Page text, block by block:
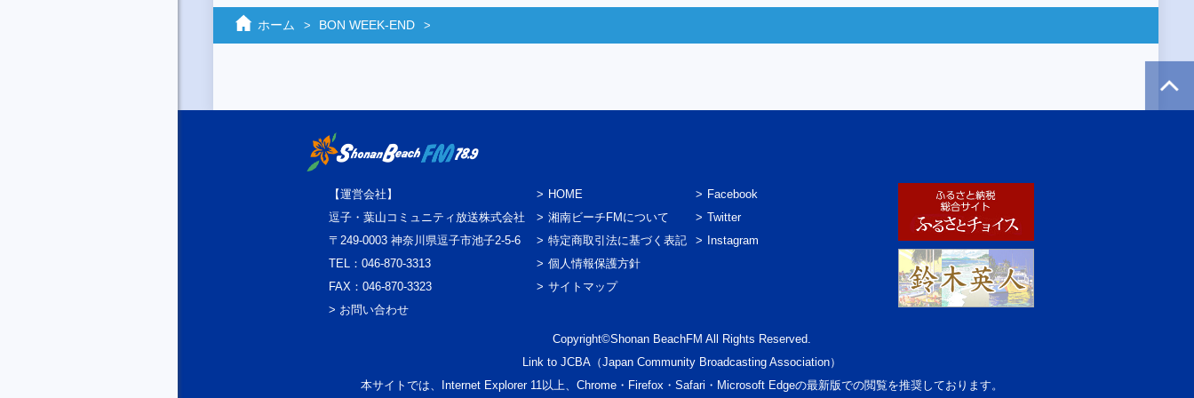
ホーム BON WEEK‐END
【運営会社】
逗子・葉山コミュニティ放送株式会社
〒249-0003 神奈川県逗子市池子2-5-6
TEL：046-870-3313
FAX：046-870-3323
> お問い合わせ
HOME
湘南ビーチFMについて
特定商取引法に基づく表記
個人情報保護方針
サイトマップ
Facebook
Twitter
Instagram
Copyright©Shonan BeachFM All Rights Reserved.
Link to JCBA（Japan Community Broadcasting Association）
本サイトでは、Internet Explorer 11以上、Chrome・Firefox・Safari・Microsoft Edgeの最新版での閲覧を推奨しております。